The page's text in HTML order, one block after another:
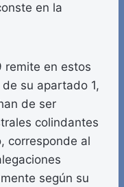
en la
remite en estos
su apartado 1,
de ser
colindantes
corresponde al
según su